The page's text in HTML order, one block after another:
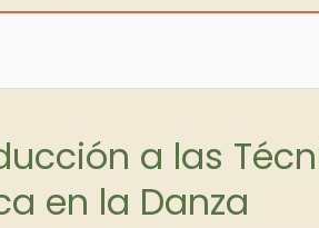
a las
en la Danza